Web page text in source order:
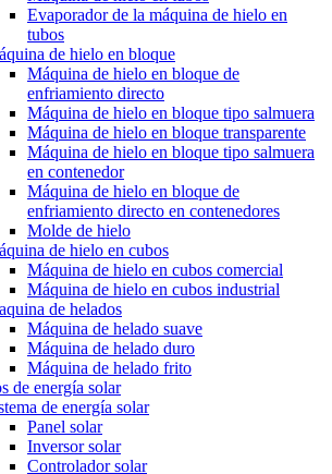
Evaporador de la máquina de hielo en
tubos
de hielo en bloque
Máquina de hielo en bloque de
enfriamiento directo
Máquina de hielo en bloque tipo salmuera
Máquina de hielo en bloque transparente
Máquina de hielo en bloque tipo salmuera
en contenedor
Máquina de hielo en bloque de
enfriamiento directo en contenedores
Molde de hielo
de hielo en cubos
Máquina de hielo en cubos comercial
Máquina de hielo en cubos industrial
de helados
Máquina de helado suave
Máquina de helado duro
Máquina de helado frito
de energía solar
de energía solar
Panel solar
Inversor solar
Controlador solar